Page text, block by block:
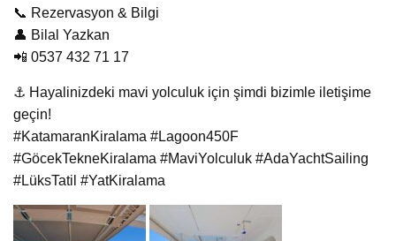
📞 Rezervasyon & Bilgi
👤 Bilal Yazkan
📲 0537 432 71 17
⚓ Hayalinizdeki mavi yolculuk için şimdi bizimle iletişime
geçin!
#KatamaranKiralama #Lagoon450F
#GöcekTekneKiralama #MaviYolculuk #AdaYachtSailing
#LüksTatil #YatKiralama